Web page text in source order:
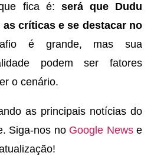
fica é: será que Dudu
críticas e se destacar no
é grande, mas sua
podem ser fatores
o cenário.
as principais notícias do
Siga-nos no Google Newse